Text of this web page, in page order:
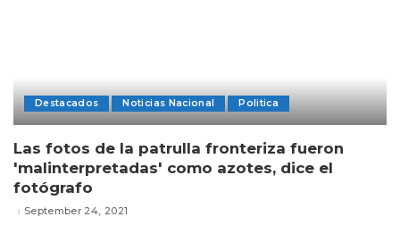
Destacados Noticias Nacional Politica
Las fotos de la patrulla fronteriza fueron
'malinterpretadas' como azotes, dice el
fotógrafo
September 24, 2021